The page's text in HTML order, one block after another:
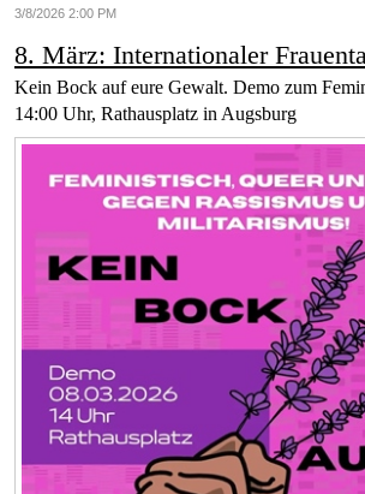
3/8/2026 2:00 PM
8. März: Internationaler
Kein Bock auf eure Gewalt. Demo zum
14:00 Uhr, Rathausplatz in Augsburg